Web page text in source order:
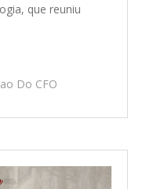
que reuniu
Do CFO